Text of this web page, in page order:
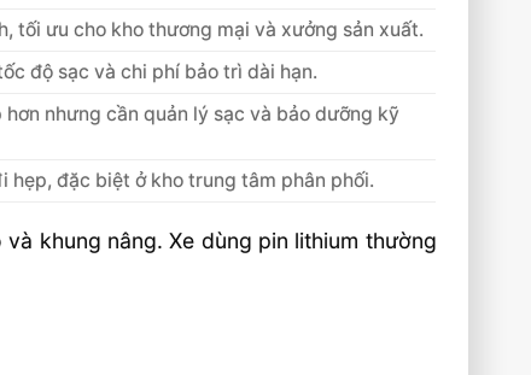
tối ưu cho kho thương mại và xưởng sản xuất.
độ sạc và chi phí bảo trì dài hạn.
nhưng cần quản lý sạc và bảo dưỡng kỹ
đặc biệt ở kho trung tâm phân phối.
khung nâng. Xe dùng pin lithium thường